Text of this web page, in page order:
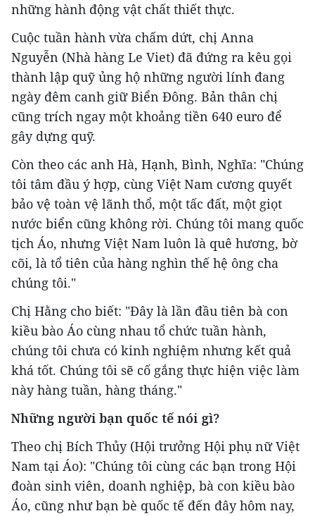
những hành động vật chất thiết thực.
Cuộc tuần hành vừa chấm dứt, chị Anna
Nguyễn (Nhà hàng Le Viet) đã đứng ra kêu gọi
thành lập quỹ ủng hộ những người lính đang
ngày đêm canh giữ Biển Đông. Bản thân chị
cũng trích ngay một khoảng tiền 640 euro để
gây dựng quỹ.
Còn theo các anh Hà, Hạnh, Bình, Nghĩa: "Chúng
tôi tâm đầu ý hợp, cùng Việt Nam cương quyết
bảo vệ toàn vệ lãnh thổ, một tấc đất, một giọt
nước biển cũng không rời. Chúng tôi mang quốc
tịch Áo, nhưng Việt Nam luôn là quê hương, bờ
cõi, là tổ tiên của hàng nghìn thế hệ ông cha
chúng tôi."
Chị Hằng cho biết: "Đây là lần đầu tiên bà con
kiều bào Áo cùng nhau tổ chức tuần hành,
chúng tôi chưa có kinh nghiệm nhưng kết quả
khá tốt. Chúng tôi sẽ cố gắng thực hiện việc làm
này hàng tuần, hàng tháng."
Những người bạn quốc tế nói gì?
Theo chị Bích Thủy (Hội trưởng Hội phụ nữ Việt
Nam tại Áo): "Chúng tôi cùng các bạn trong Hội
đoàn sinh viên, doanh nghiệp, bà con kiều bào
Áo, cũng như bạn bè quốc tế đến đây hôm nay,